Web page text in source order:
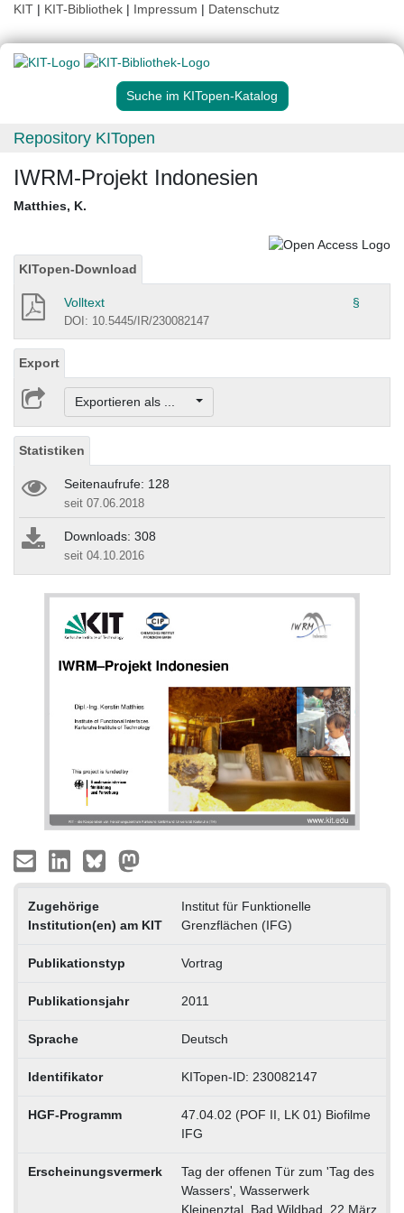
KIT | KIT-Bibliothek | Impressum | Datenschutz
Suche im KITopen-Katalog
Repository KITopen
IWRM-Projekt Indonesien
Matthies, K.
KITopen-Download
Volltext §
DOI: 10.5445/IR/230082147
Export
Exportieren als ...
Statistiken
Seitenaufrufe: 128
seit 07.06.2018
Downloads: 308
seit 04.10.2016
Zugehörige
Institution(en) am KIT
Institut für Funktionelle
Grenzflächen (IFG)
Publikationstyp Vortrag
Publikationsjahr 2011
Sprache Deutsch
Identifikator KITopen-ID: 230082147
HGF-Programm
47.04.02 (POF II, LK 01) Biofilme
IFG
Erscheinungsvermerk
Tag der offenen Tür zum 'Tag des
Wassers', Wasserwerk
Kleinenztal, Bad Wildbad, 22.März